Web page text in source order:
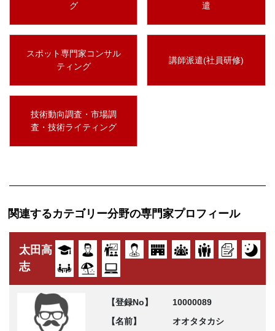
グ 遣
スポット専門家コンサル
ティング
講師派遣(社員研修)
技術動向調査・市場調
査・技術ライティング
関連するカテゴリー分野の専門家プロフィール
太田高
志
【登録No】
10000089
【名前】
オオタタカシ